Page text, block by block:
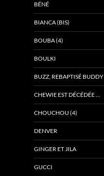
BÉNÉ
BIANCA (BIS)
BOUBA (4)
BOULKI
BUZZ, REBAPTISÉ BUDDY
CHEWIE EST DÉCÉDÉE …
CHOUCHOU (4)
DENVER
GINGER ET JILA
GUCCI